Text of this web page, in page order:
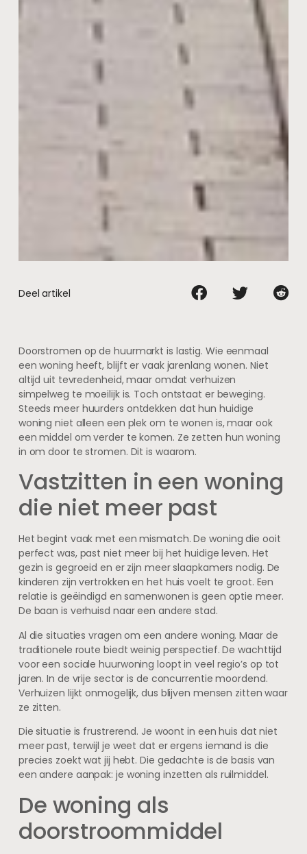
Deel artikel
Doorstromen op de huurmarkt is lastig. Wie eenmaal
een woning heeft, blijft er vaak jarenlang wonen. Niet
altijd uit tevredenheid, maar omdat verhuizen
simpelweg te moeilijk is. Toch ontstaat er beweging.
Steeds meer huurders ontdekken dat hun huidige
woning niet alleen een plek om te wonen is, maar ook
een middel om verder te komen. Ze zetten hun woning
in om door te stromen. Dit is waarom.
Vastzitten in een woning
die niet meer past
Het begint vaak met een mismatch. De woning die ooit
perfect was, past niet meer bij het huidige leven. Het
gezin is gegroeid en er zijn meer slaapkamers nodig. De
kinderen zijn vertrokken en het huis voelt te groot. Een
relatie is geëindigd en samenwonen is geen optie meer.
De baan is verhuisd naar een andere stad.
Al die situaties vragen om een andere woning. Maar de
traditionele route biedt weinig perspectief. De wachttijd
voor een sociale huurwoning loopt in veel regio’s op tot
jaren. In de vrije sector is de concurrentie moordend.
Verhuizen lijkt onmogelijk, dus blijven mensen zitten waar
ze zitten.
Die situatie is frustrerend. Je woont in een huis dat niet
meer past, terwijl je weet dat er ergens iemand is die
precies zoekt wat jij hebt. Die gedachte is de basis van
een andere aanpak: je woning inzetten als ruilmiddel.
De woning als
doorstroommiddel